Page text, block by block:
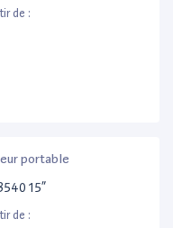
de :
portable
15”
de :